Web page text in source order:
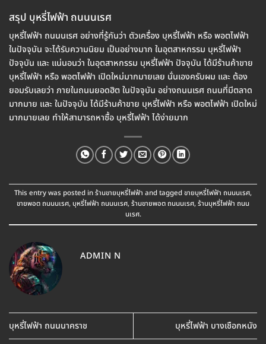
สรุป บุหรี่ไฟฟ้า ถนนนเรศ
บุหรี่ไฟฟ้า ถนนนเรศ อย่างที่รู้กันว่า ตัวเครื่อง บุหรี่ไฟฟ้า หรือ พอตไฟฟ้า
ในปัจจุบัน จะได้รับความนิยม เป็นอย่างมาก ในอุตสาหกรรม บุหรี่ไฟฟ้า
ปัจจุบัน และ แน่นอนว่า ในอุตสาหกรรม บุหรี่ไฟฟ้า ปัจจุบัน ได้มีร้านค้าขาย
บุหรี่ไฟฟ้า หรือ พอตไฟฟ้า เปิดใหม่มากมายเลย นั่นเองครับผม และ ต้อง
ยอมรับเลยว่า ภายในถนนยอดฮิต ในปัจจุบัน อย่างถนนเรศ ถนนที่มีตลาด
มากมาย และ ในปัจจุบัน ได้มีร้านค้าขาย บุหรี่ไฟฟ้า หรือ พอตไฟฟ้า เปิดใหม่
มากมายเลย ทำให้สามารถหาซื้อ บุหรี่ไฟฟ้า ได้ง่ายมาก
This entry was posted inร้านขายบุหรี่ไฟฟ้า and taggedขายบุหรี่ไฟฟ้า ถนนนเรศ,
ขายพอต ถนนนเรศ, บุหรี่ไฟฟ้า ถนนนเรศ, ร้านขายพอต ถนนนเรศ, ร้านบุหรี่ไฟฟ้า ถนน
นเรศ.
ADMIN N
บุหรี่ไฟฟ้า ถนนนาคราช บุหรี่ไฟฟ้า บางเชือกหนัง